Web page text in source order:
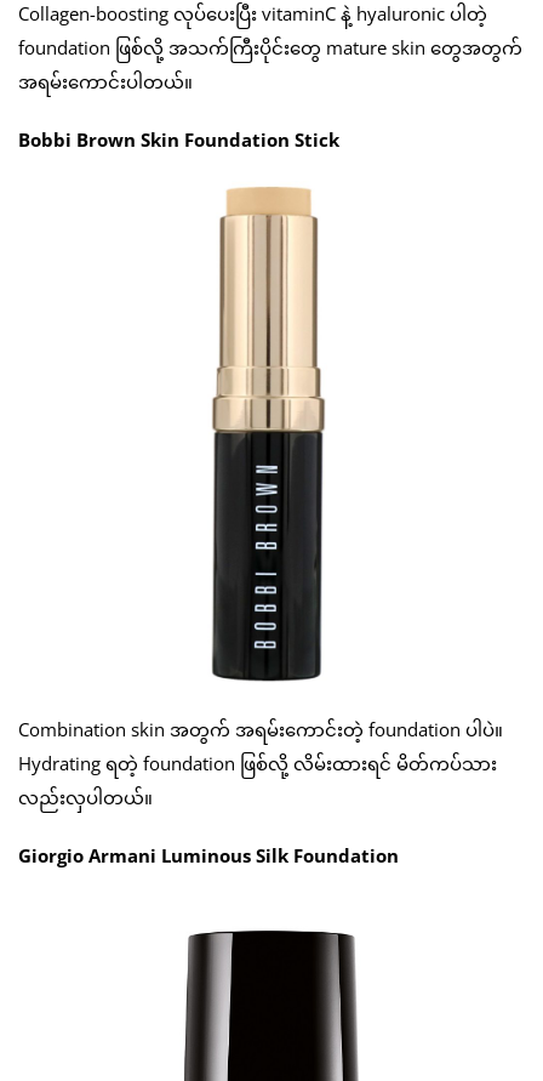
Collagen-boosting လုပ်ပေးပြီး vitaminC နဲ့ hyaluronic ပါတဲ့
foundation ဖြစ်လို့ အသက်ကြီးပိုင်းတွေ mature skin တွေအတွက်
အရမ်းကောင်းပါတယ်။
Bobbi Brown Skin Foundation Stick
Combination skin အတွက် အရမ်းကောင်းတဲ့ foundation ပါပဲ။
Hydrating ရတဲ့ foundation ဖြစ်လို့ လိမ်းထားရင် မိတ်ကပ်သား
လည်းလှပါတယ်။
Giorgio Armani Luminous Silk Foundation